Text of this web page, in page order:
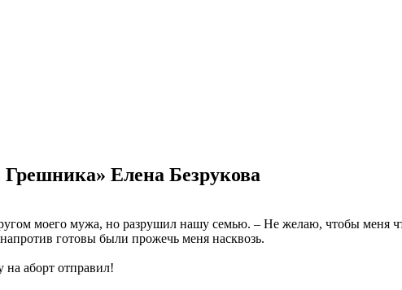
Елена Безрукова
моего мужа, но разрушил нашу семью. – Не желаю, чтобы меня
готовы были прожечь меня насквозь.
аборт отправил!